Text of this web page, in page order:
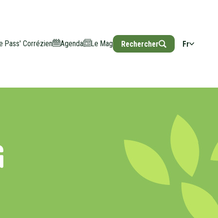
Pass' Corrézien Agenda Le Mag Rechercher Fr